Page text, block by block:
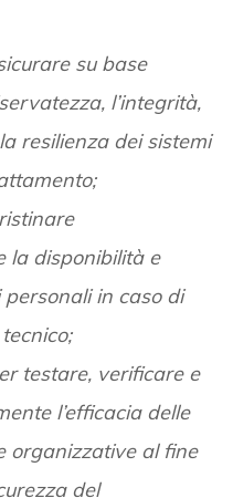
su base
l’integrità,
resilienza dei sistemi
la disponibilità e
personali in caso di
testare, verificare e
l’efficacia delle
organizzative al fine
del